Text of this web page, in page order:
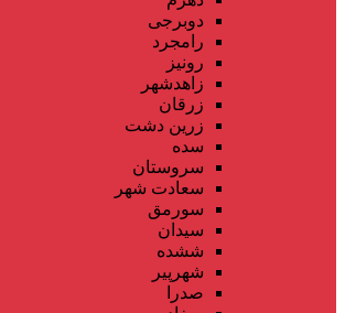
دوبرجی
رامجرد
رونیز
زاهدشهر
زرقان
زرین دشت
سده
سروستان
سعادت شهر
سورمق
سیدان
ششده
شهرپیر
صدرا